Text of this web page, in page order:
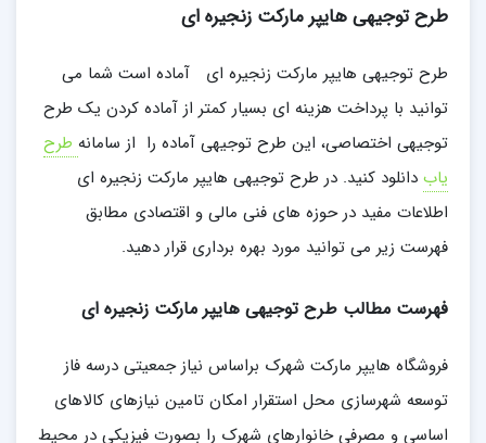
طرح توجیهی هایپر مارکت زنجیره ای
طرح توجیهی هایپر مارکت زنجیره ای آماده است شما می
توانید با پرداخت هزینه ای بسیار کمتر از آماده کردن یک طرح
توجیهی اختصاصی، این طرح توجیهی آماده را از سامانه طرح
یاب دانلود کنید. در طرح توجیهی هایپر مارکت زنجیره ای
اطلاعات مفید در حوزه های فنی مالی و اقتصادی مطابق
فهرست زیر می توانید مورد بهره برداری قرار دهید.
فهرست مطالب طرح توجیهی هایپر مارکت زنجیره ای
فروشگاه هایپر مارکت شهرک براساس نیاز جمعیتی درسه فاز
توسعه شهرسازی محل استقرار امکان تامین نیازهای کالاهای
اساسی و مصرفی خانوارهای شهرک را بصورت فیزیکی در محیط